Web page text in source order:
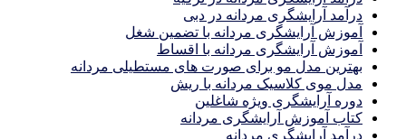
درآمد آرایشگری مردانه در دبی
آموزش آرایشگری مردانه با تضمین شغل
آموزش آرایشگری مردانه با اقساط
بهترین مدل مو برای صورت های مستطیلی مردانه
مدل موی کلاسیک مردانه با ریش
دوره آرایشگری ویژه شاغلین
کتاب آموزش آرایشگری مردانه
درآمد آرایشگری مردانه